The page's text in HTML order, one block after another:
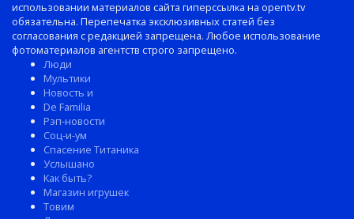
использовании материалов сайта гиперссылка на opentv.tv
обязательна. Перепечатка эксклюзивных статей без
согласования с редакцией запрещена. Любое использование
фотоматериалов агентств строго запрещено.
Люди
Мультики
Новость и
De Familia
Рэп-новости
Соц-и-ум
Спасение Титаника
Услышано
Как быть?
Магазин игрушек
Товим